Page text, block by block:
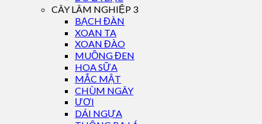
CÂY LÂM NGHIỆP 3
BẠCH ĐÀN
XOAN TA
XOAN ĐÀO
MUỒNG ĐEN
HOA SỮA
MẮC MẬT
CHÙM NGÂY
ƯƠI
DÁI NGỰA